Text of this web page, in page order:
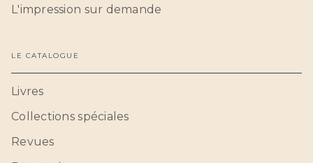
L'impression sur demande
LE CATALOGUE
Livres
Collections spéciales
Revues